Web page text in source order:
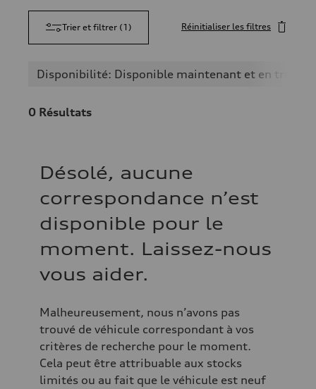
Trier et filtrer (1 ) Réinitialiser les filtres
Disponibilité: Disponible maintenant et en transit
0 Résultats
Désolé, aucune
correspondance n’est
disponible pour le
moment. Laissez-nous
vous aider.
Malheureusement, nous n’avons pas
trouvé de véhicule correspondant à vos
critères de recherche pour le moment.
Cela peut être attribuable aux stocks
limités ou au fait que le véhicule est neuf